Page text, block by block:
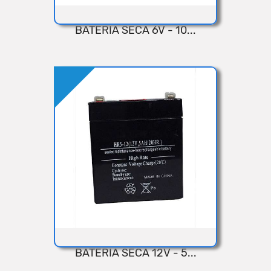
BATERIA SECA 6V - 10...
BATERIA SECA 12V - 5...